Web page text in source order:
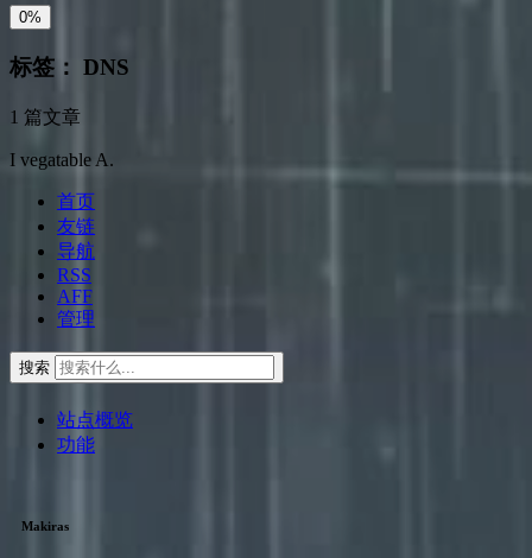
0%
标签： DNS
1 篇文章
I vegatable A.
首页
友链
导航
RSS
AFF
管理
搜索
站点概览
功能
Makiras